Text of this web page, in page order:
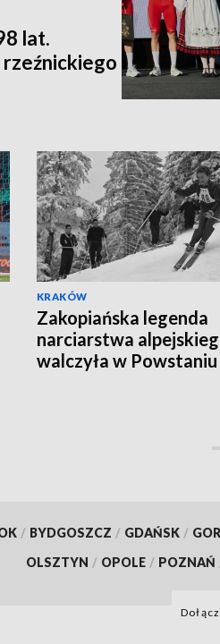
lat.
rzeźnickiego
KRAKÓW
Zakopiańska legenda
narciarstwa
walczyła w Powstaniu
/ BYDGOSZCZ / GDAŃSK /
OLSZTYN / OPOLE / POZNAŃ